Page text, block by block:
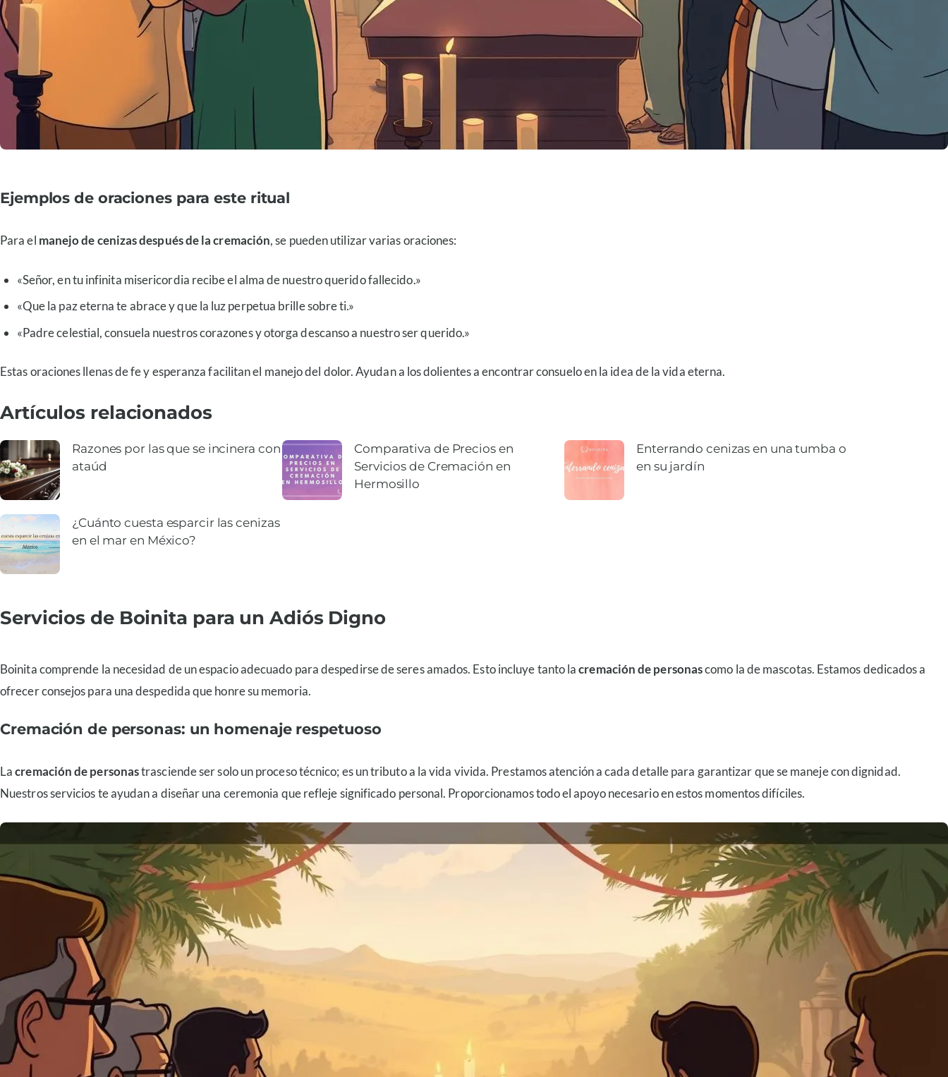
Ejemplos de oraciones para este ritual
Para el manejo de cenizas después de la cremación, se pueden utilizar varias oraciones:
«Señor, en tu infinita misericordia recibe el alma de nuestro querido fallecido.»
«Que la paz eterna te abrace y que la luz perpetua brille sobre ti.»
«Padre celestial, consuela nuestros corazones y otorga descanso a nuestro ser querido.»
Estas oraciones llenas de fe y esperanza facilitan el manejo del dolor. Ayudan a los dolientes a encontrar consuelo en la idea de la vida eterna.
Artículos relacionados
Razones por las que se incinera con
ataúd
Comparativa de Precios en
Servicios de Cremación en
Hermosillo
Enterrando cenizas en una tumba o
en su jardín
¿Cuánto cuesta esparcir las cenizas
en el mar en México?
Servicios de Boinita para un Adiós Digno
Boinita comprende la necesidad de un espacio adecuado para despedirse de seres amados. Esto incluye tanto lacremación de personascomo la de mascotas. Estamos dedicados a
ofrecer consejos para una despedida que honre su memoria.
Cremación de personas: un homenaje respetuoso
Lacremación de personastrasciende ser solo un proceso técnico; es un tributo a la vida vivida. Prestamos atención a cada detalle para garantizar que se maneje con dignidad.
Nuestros servicios te ayudan a diseñar una ceremonia que refleje significado personal. Proporcionamos todo el apoyo necesario en estos momentos difíciles.